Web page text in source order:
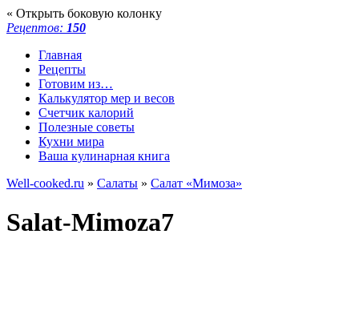
« Открыть боковую колонку
Рецептов: 150
Главная
Рецепты
Готовим из…
Калькулятор мер и весов
Счетчик калорий
Полезные советы
Кухни мира
Ваша кулинарная книга
Well-cooked.ru » Салаты » Салат «Мимоза»
Salat-Mimoza7